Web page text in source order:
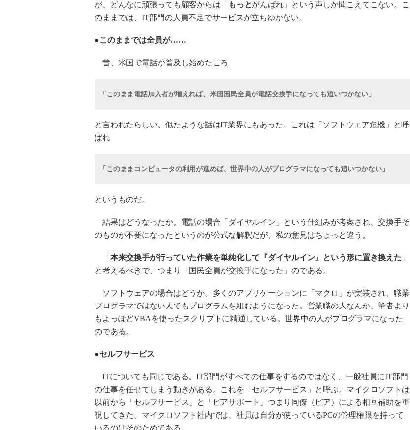
が、どんなに頑張っても顧客からは「 もっとがんばれ」という声しか聞こえてこない。こ
のままでは、IT部門の人員不足でサービスが立ちゆかない。
●このままでは全員が……
昔、米国で電話が普及し始めたころ
「このまま電話加入者が増えれば、米国国民全員が電話交換手になっても追いつかない」
と言われたらしい。似たような話はIT業界にもあった。これは「ソフトウェア危機」と呼
ばれ
「このままコンピュータの利用が進めば、世界中の人がプログラマになっても追いつかない」
というものだ。
結果はどうなったか。電話の場合「ダイヤルイン」という仕組みが考案され、交換手そ
のものが不要になったというのが公式な解釈だが、私の意見はちょっと違う。
「 本来交換手が行っていた作業を単純化して『ダイヤルイン』という形に置き換えた 」
と考えるべきで、つまり「国民全員が交換手になった」のである。
ソフトウェアの場合はどうか。多くのアプリケーションに「マクロ」が実装され、職業
プログラマではない人でもプログラムを組むようになった。営業職の人なんか、筆者より
もよっぽどVBAを使ったスクリプトに精通している。世界中の人がプログラマになった
のである。
●セルフサービス
ITについても同じである。IT部門がすべての仕事をするのではなく、一般社員にIT部門
の仕事を任せてしまう動きがある。これを「セルフサービス」と呼ぶ。マイクロソフトは
以前から「セルフサービス」と「ピアサポート」つまり同僚（ピア）による相互補助を重
視してきた。マイクロソフト社内では、社員は自分が使っているPCの管理権限を持って
いるのはそのためである。